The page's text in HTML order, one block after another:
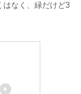
はなく、緑だけど3